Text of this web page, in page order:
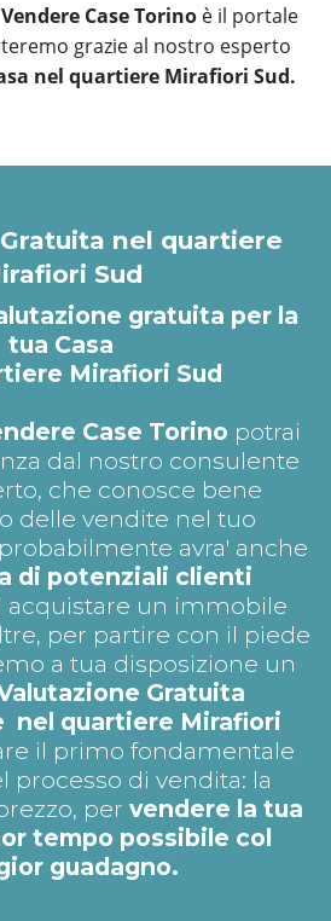
Vendere Case Torino è il portale
grazie al nostro esperto
nel quartiere Mirafiori Sud.
nel quartiere
Sud
gratuita per la
tua Casa
Mirafiori Sud
Case Torino potrai
dal nostro consulente
che conosce bene
delle vendite nel tuo
avra' anche
di potenziali clienti
acquistare un immobile
per partire con il piede
a tua disposizione un
Gratuita
nel quartiere Mirafiori
il primo fondamentale
processo di vendita: la
per vendere la tua
tempo possibile col
guadagno.